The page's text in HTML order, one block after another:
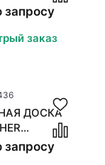
ПОЛ. 4
запросу
заказ
ДОСКА
ДУБ
НАТУР
запросу